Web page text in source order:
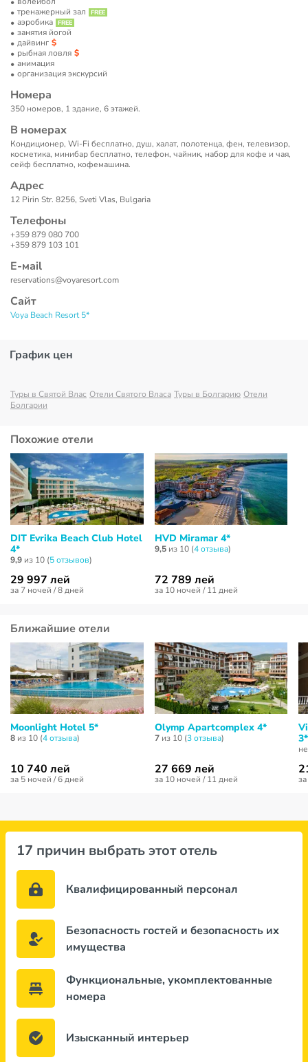
тренажерный зал
аэробика
занятия йогой
дайвинг
рыбная ловля
анимация
организация экскурсий
Номера
350 номеров, 1 здание, 6 этажей.
В номерах
Кондиционер, Wi-Fi бесплатно, душ, халат, полотенца, фен, телевизор,
косметика, минибар бесплатно, телефон, чайник, набор для кофе и чая,
сейф бесплатно, кофемашина.
Адрес
12 Pirin Str. 8256, Sveti Vlas, Bulgaria
Телефоны
+359 879 080 700
+359 879 103 101
Е-маil
reservations@voyaresort.com
Сайт
Voya Beach Resort 5*
График цен
Туры в Святой Влас Отели Святого Власа Туры в Болгарию Отели
Болгарии
Похожие отели
DIT Evrika Beach Club Hotel
4*
9,9 из 10 (5 отзывов)
29 997 лей
за 7 ночей / 8 дней
HVD Miramar 4*
9,5из 10 (4 отзывa)
72 789 лей
за 10 ночей / 11 дней
Ближайшие отели
Moonlight Hotel 5*
8 из 10 (4 отзывa)
10 740 лей
за 5 ночей / 6 дней
Olymp Apartcomplex 4*
7из 10 (3 отзывa)
27 669 лей
за 10 ночей / 11 дней
3*
17 причин выбрать этот отель
Квалифицированный персонал
Безопасность гостей и безопасность их
имущества
Функциональные, укомплектованные
номера
Изысканный интерьер